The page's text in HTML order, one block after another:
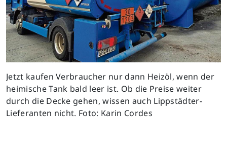
Jetzt kaufen Verbraucher nur dann Heizöl, wenn der
heimische Tank bald leer ist. Ob die Preise weiter
durch die Decke gehen, wissen auch Lippstädter-
Lieferanten nicht. Foto: Karin Cordes
Previous Next